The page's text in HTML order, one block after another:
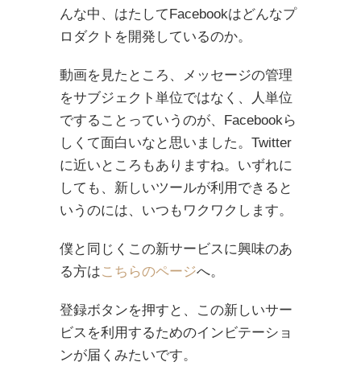
んな中、はたしてFacebookはどんなプ
ロダクトを開発しているのか。
動画を見たところ、メッセージの管理
をサブジェクト単位ではなく、人単位
ですることっていうのが、Facebookら
しくて面白いなと思いました。Twitter
に近いところもありますね。いずれに
しても、新しいツールが利用できると
いうのには、いつもワクワクします。
僕と同じくこの新サービスに興味のあ
る方はこちらのページへ。
登録ボタンを押すと、この新しいサー
ビスを利用するためのインビテーショ
ンが届くみたいです。